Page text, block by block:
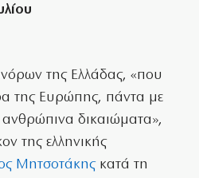
της Ελλάδας, «που
της Ευρώπης, πάντα με
δικαιώματα»,
της ελληνικής
Μητσοτάκηςκατά τη